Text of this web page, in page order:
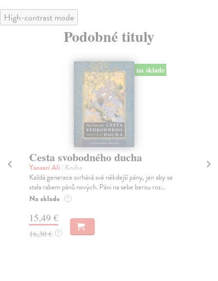
High-contrast mode
Podobné tituly
na sklade
Cesta svobodného ducha
Yansori Ali | Kniha
Každá generace svrhává své někdejší pány, jen aby se
stala rabem pánů nových. Páni na sebe berou roz...
Na sklade ?
15,49 €
16,30 € ?